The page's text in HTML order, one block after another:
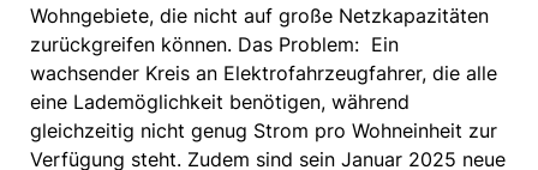
Wohngebiete, die nicht auf große Netzkapazitäten
zurückgreifen können. Das Problem: Ein
wachsender Kreis an Elektrofahrzeugfahrer, die alle
eine Lademöglichkeit benötigen, während
gleichzeitig nicht genug Strom pro Wohneinheit zur
Verfügung steht. Zudem sind sein Januar 2025 neue